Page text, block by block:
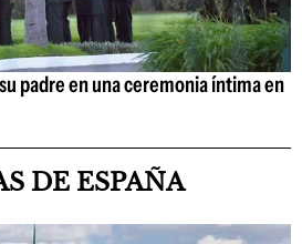
padre en una ceremonia íntima en
DE ESPAÑA